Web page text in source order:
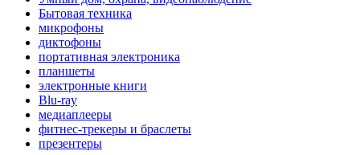
Бытовая техника
микрофоны
диктофоны
портативная электроника
планшеты
электронные книги
Blu-ray
медиаплееры
фитнес-трекеры и браслеты
презентеры